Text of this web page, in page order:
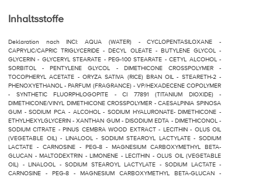
Inhaltsstoffe
Deklaration nach INCI: AQUA (WATER) - CYCLOPENTASILOXANE -
CAPRYLIC/CAPRIC TRIGLYCERIDE - DECYL OLEATE - BUTYLENE GLYCOL -
GLYCERIN - GLYCERYL STEARATE - PEG-100 STEARATE - CETYL ALCOHOL -
SORBITOL - PENTYLENE GLYCOL - DIMETHICONE CROSSPOLYMER -
TOCOPHERYL ACETATE - ORYZA SATIVA (RICE) BRAN OIL - STEARETH-2 -
PHENOXYETHANOL - PARFUM (FRAGRANCE) - VP/HEXADECENE COPOLYMER
- SYNTHETIC FLUORPHLOGOPITE - CI 77891 (TITANIUM DIOXIDE) -
DIMETHICONE/VINYL DIMETHICONE CROSSPOLYMER - CAESALPINIA SPINOSA
GUM - SODIUM PCA - ALCOHOL - SODIUM HYALURONATE- DIMETHICONE -
ETHYLHEXYLGLYCERIN - XANTHAN GUM - DISODIUM EDTA - DIMETHICONOL -
SODIUM CITRATE - PINUS CEMBRA WOOD EXTRACT - LECITHIN - OLUS OIL
(VEGETABLE OIL) - LINALOOL - SODIUM STEAROYL LACTYLATE - SODIUM
LACTATE - CARNOSINE - PEG-8 - MAGNESIUM CARBOXYMETHYL BETA-
GLUCAN - MALTODEXTRIN - LIMONENE - LECITHIN - OLUS OIL (VEGETABLE
OIL) - LINALOOL - SODIUM STEAROYL LACTYLATE - SODIUM LACTATE -
CARNOSINE - PEG-8 - MAGNESIUM CARBOXYMETHYL BETA-GLUCAN -